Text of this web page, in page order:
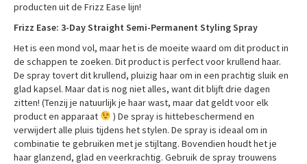
producten uit de Frizz Ease lijn!
Frizz Ease: 3-Day Straight Semi-Permanent Styling Spray
Het is een mond vol, maar het is de moeite waard om dit product in
de schappen te zoeken. Dit product is perfect voor krullend haar.
De spray tovert dit krullend, pluizig haar om in een prachtig sluik en
glad kapsel. Maar dat is nog niet alles, want dit blijft drie dagen
zitten! (Tenzij je natuurlijk je haar wast, maar dat geldt voor elk
product en apparaat
) De spray is hittebeschermend en
verwijdert alle pluis tijdens het stylen. De spray is ideaal om in
combinatie te gebruiken met je stijltang. Bovendien houdt het je
haar glanzend, glad en veerkrachtig. Gebruik de spray trouwens